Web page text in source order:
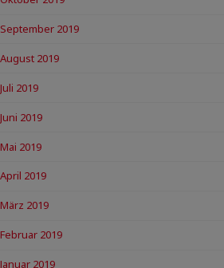
September 2019
August 2019
Juli 2019
Juni 2019
Mai 2019
April 2019
März 2019
Februar 2019
Januar 2019